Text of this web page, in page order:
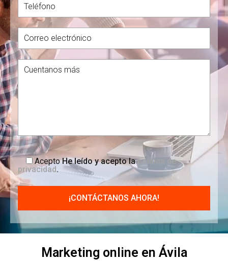
AceptoHe leído y acepto lapolítica de
privacidad.
Marketing online en Ávila